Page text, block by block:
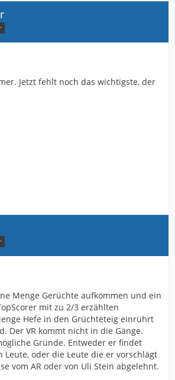
Jetzt fehlt noch das wichtigste, der
Menge Gerüchte aufkommen und ein
mit zu 2/3 erzählten
Hefe in den Grüchteteig einrührt
Der VR kommt nicht in die Gänge.
Gründe. Entweder er findet
Leute, oder die Leute die er vorschlägt
vom AR oder von Uli Stein abgelehnt.